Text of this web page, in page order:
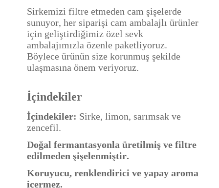
Sirkemizi filtre etmeden cam şişelerde
sunuyor, her siparişi cam ambalajlı ürünler
için geliştirdiğimiz özel sevk
ambalajımızla özenle paketliyoruz.
Böylece ürünün size korunmuş şekilde
ulaşmasına önem veriyoruz.
İçindekiler
İçindekiler: Sirke, limon, sarımsak ve
zencefil.
Doğal fermantasyonla üretilmiş ve filtre
edilmeden şişelenmiştir.
Koruyucu, renklendirici ve yapay aroma
içermez.